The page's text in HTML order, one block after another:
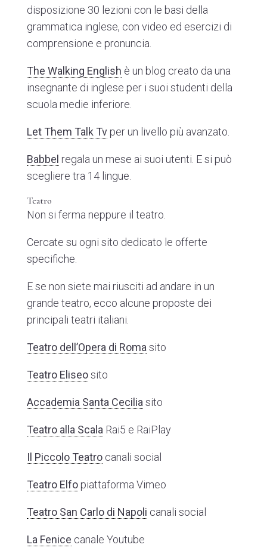
disposizione 30 lezioni con le basi della
grammatica inglese, con video ed esercizi di
comprensione e pronuncia.
The Walking English è un blog creato da una
insegnante di inglese per i suoi studenti della
scuola medie inferiore.
Let Them Talk Tvper un livello più avanzato.
Babbel regala un mese ai suoi utenti. E si può
scegliere tra 14 lingue.
Teatro
Non si ferma neppure il teatro.
Cercate su ogni sito dedicato le offerte
specifiche.
E se non siete mai riusciti ad andare in un
grande teatro, ecco alcune proposte dei
principali teatri italiani.
Teatro dell’Opera di Roma sito
Teatro Eliseosito
Accademia Santa Cecilia sito
Teatro alla Scala Rai5 e RaiPlay
Il Piccolo Teatro canali social
Teatro Elfopiattaforma Vimeo
Teatro San Carlo di Napoli canali social
La Fenice canale Youtube